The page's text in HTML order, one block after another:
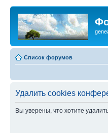
Список форумов
Удалить cookies
Вы уверены, что хотите